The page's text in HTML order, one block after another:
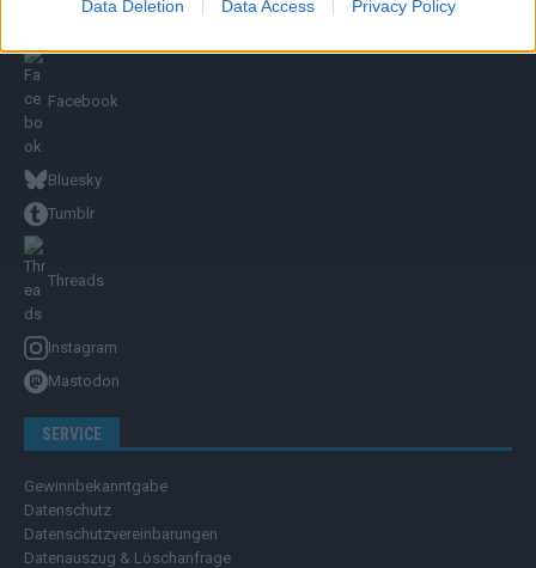
Data Deletion Data Access Privacy Policy
Facebook
Bluesky
Tumblr
Threads
Instagram
Mastodon
SERVICE
Gewinnbekanntgabe
Datenschutz
Datenschutzvereinbarungen
Datenauszug & Löschanfrage